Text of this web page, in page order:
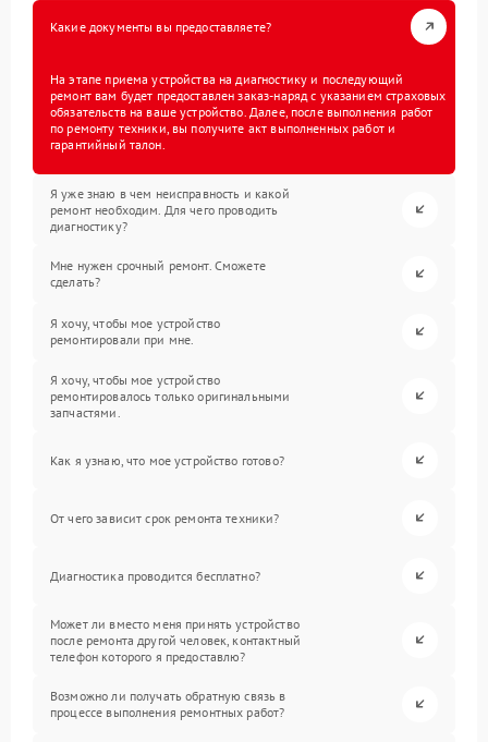
Какие документы вы предоставляете?
На этапе приема устройства на диагностику и последующий
ремонт вам будет предоставлен заказ-наряд с указанием страховых
обязательств на ваше устройство. Далее, после выполнения работ
по ремонту техники, вы получите акт выполненных работ и
гарантийный талон.
Я уже знаю в чем неисправность и какой
ремонт необходим. Для чего проводить
диагностику?
Мне нужен срочный ремонт. Сможете
сделать?
Я хочу, чтобы мое устройство
ремонтировали при мне.
Я хочу, чтобы мое устройство
ремонтировалось только оригинальными
запчастями.
Как я узнаю, что мое устройство готово?
От чего зависит срок ремонта техники?
Диагностика проводится бесплатно?
Может ли вместо меня принять устройство
после ремонта другой человек, контактный
телефон которого я предоставлю?
Возможно ли получать обратную связь в
процессе выполнения ремонтных работ?